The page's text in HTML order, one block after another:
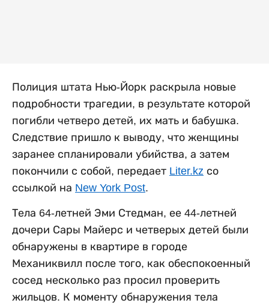
Полиция штата Нью-Йорк раскрыла новые
подробности трагедии, в результате которой
погибли четверо детей, их мать и бабушка.
Следствие пришло к выводу, что женщины
заранее спланировали убийства, а затем
покончили с собой, передает Liter.kz со
ссылкой на New York Post.
Тела 64-летней Эми Стедман, ее 44-летней
дочери Сары Майерс и четверых детей были
обнаружены в квартире в городе
Механиквилл после того, как обеспокоенный
сосед несколько раз просил проверить
жильцов. К моменту обнаружения тела